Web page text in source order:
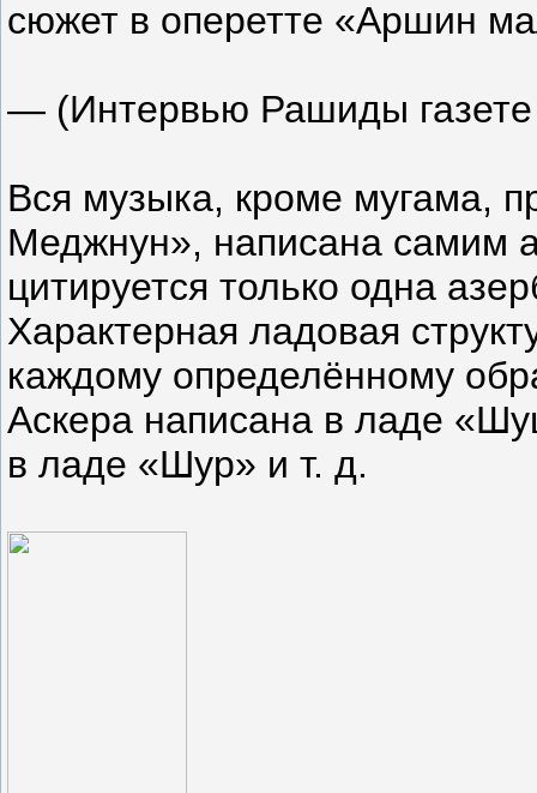
сюжет в оперетте «Аршин
— (Интервью Рашиды
Вся музыка, кроме мугама,
Меджнун», написана самим
цитируется только одна
Характерная ладовая
каждому определённому
Аскера написана в ладе
в ладе «Шур» и т. д.